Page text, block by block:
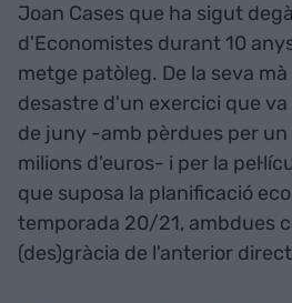
Joan Cases que ha sigut degà
d'Economistes durant 10
metge patòleg. De la seva
desastre d'un exercici que
de juny -amb pèrdues per un
milions d'euros- i per la
que suposa la planificació
temporada 20/21, ambdues
(des)gràcia de l'anterior